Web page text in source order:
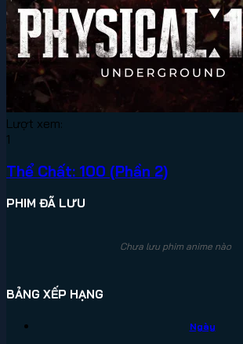
Lượt xem:
1
Thể Chất: 100 (Phần 2)
PHIM ĐÃ LƯU
Chưa lưu phim anime nào
BẢNG XẾP HẠNG
Ngày